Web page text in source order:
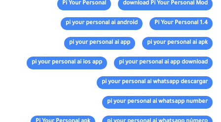
download Pi Your Personal Mod
Pi Your Personal
Pi Your Personal 1.4
pi your personal ai android
pi your personal ai apk
pi your personal ai app
pi your personal ai app download
pi your personal ai ios app
pi your personal ai whatsapp descargar
pi your personal ai whatsapp number